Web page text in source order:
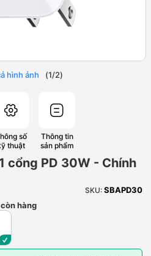
hình ảnh (1/2)
số
thuật
Thông tin
sản phẩm
cổng PD 30W - Chính
SKU: SBAPD30
hàng